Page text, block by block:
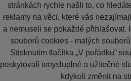
stránkách rychle našli to, co
reklamy na věci, které vás
a nemuseli se pokaždé přihlašovat.
souborů cookies - malých
Stisknutím tlačítka „V pořádku“
poskytovali smysluplné a užitečné
kdykoli změnit na